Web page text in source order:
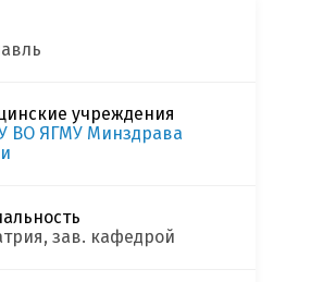
учреждения
ВО ЯГМУ Минздрава
зав. кафедрой